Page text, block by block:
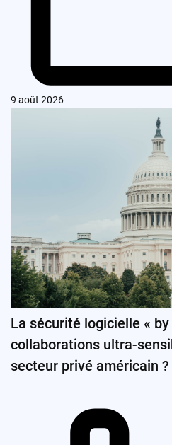
9 août 2026
La sécurité logicielle «
collaborations ultra-
secteur privé américain ?